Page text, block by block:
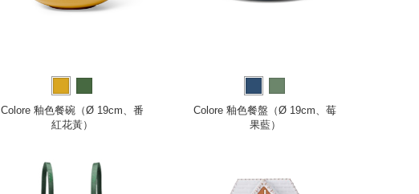
Colore 釉色餐碗（Ø 19cm、番
紅花黃）
Colore 釉色餐盤（Ø 19cm、莓
果藍）